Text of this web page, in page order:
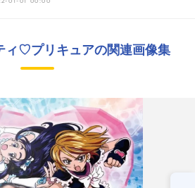
ィ♡プリキュアの関連画像集